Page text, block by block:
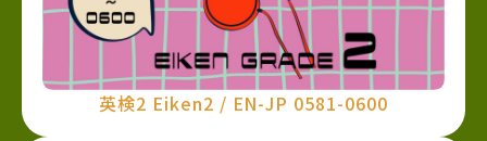
英検2 Eiken2 / EN-JP 0581-0600